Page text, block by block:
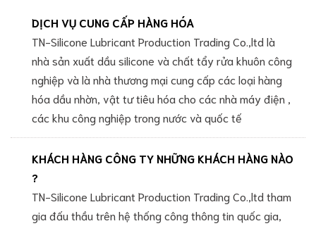
DỊCH VỤ CUNG CẤP HÀNG HÓA
TN-Silicone Lubricant Production Trading Co.,ltd là
nhà sản xuất dầu silicone và chất tẩy rửa khuôn công
nghiệp và là nhà thương mại cung cấp các loại hàng
hóa dầu nhờn, vật tư tiêu hóa cho các nhà máy điện ,
các khu công nghiệp trong nước và quốc tế
KHÁCH HÀNG CÔNG TY NHỮNG KHÁCH HÀNG NÀO
?
TN-Silicone Lubricant Production Trading Co.,ltd tham
gia đấu thầu trên hệ thống công thông tin quốc gia,